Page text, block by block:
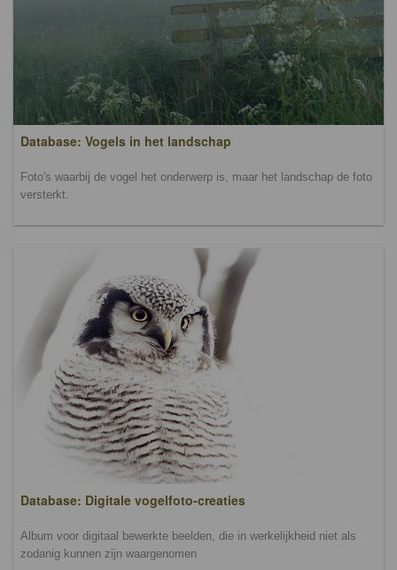
Database: Vogels in het landschap
Foto's waarbij de vogel het onderwerp is, maar het landschap de foto
versterkt.
Database: Digitale vogelfoto-creaties
Album voor digitaal bewerkte beelden, die in werkelijkheid niet als
zodanig kunnen zijn waargenomen